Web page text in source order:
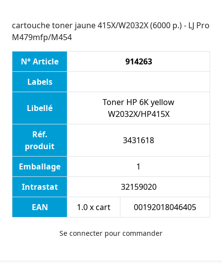
cartouche toner jaune 415X/W2032X (6000 p.) - LJ Pro
M479mfp/M454
N° Article
914263
Labels
Libellé
Toner HP 6K yellow
W2032X/HP415X
Réf.
produit
3431618
Emballage
1
Intrastat
32159020
EAN
1.0 x cart 00192018046405
Se connecter pour commander